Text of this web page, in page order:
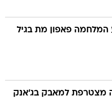
המלחמה פאפון מת בגיל
מצטרפת למאבק בג'אנק